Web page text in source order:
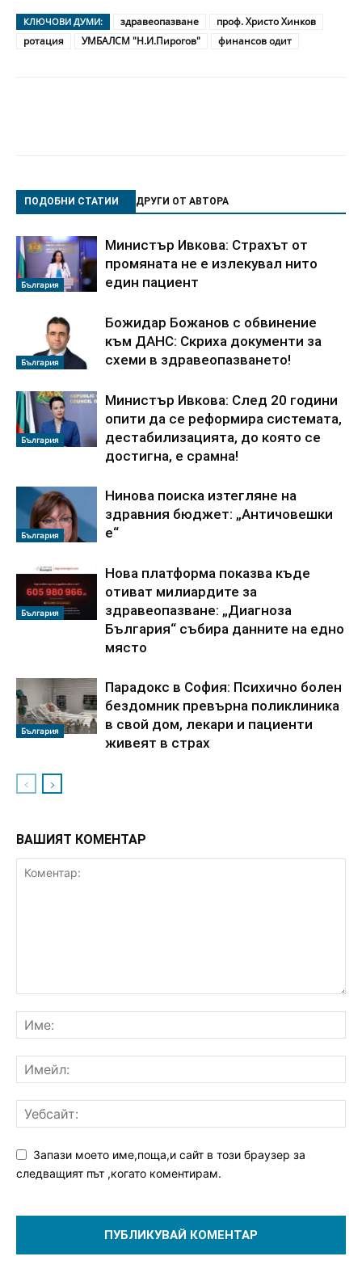
КЛЮЧОВИ ДУМИ: здравеопазване
проф. Христо Хинков
ротация
УМБАЛСМ "Н.И.Пирогов" финансов одит
ПОДОБНИ СТАТИИ ДРУГИ ОТ АВТОРА
България
Министър Ивкова: Страхът от
промяната не е излекувал нито
един пациент
България
Божидар Божанов с обвинение
към ДАНС: Скриха документи за
схеми в здравеопазването!
България
Министър Ивкова: След 20 години
опити да се реформира системата,
дестабилизацията, до която се
достигна, е срамна!
България
Нинова поиска изтегляне на
здравния бюджет: „Античовешки
е“
България
Нова платформа показва къде
отиват милиардите за
здравеопазване: „Диагноза
България“ събира данните на едно
място
България
Парадокс в София: Психично болен
бездомник превърна поликлиника
в свой дом, лекари и пациенти
живеят в страх
ВАШИЯТ КОМЕНТАР
Запази моето име,поща,и сайт в този браузер за
следващият път ,когато коментирам.